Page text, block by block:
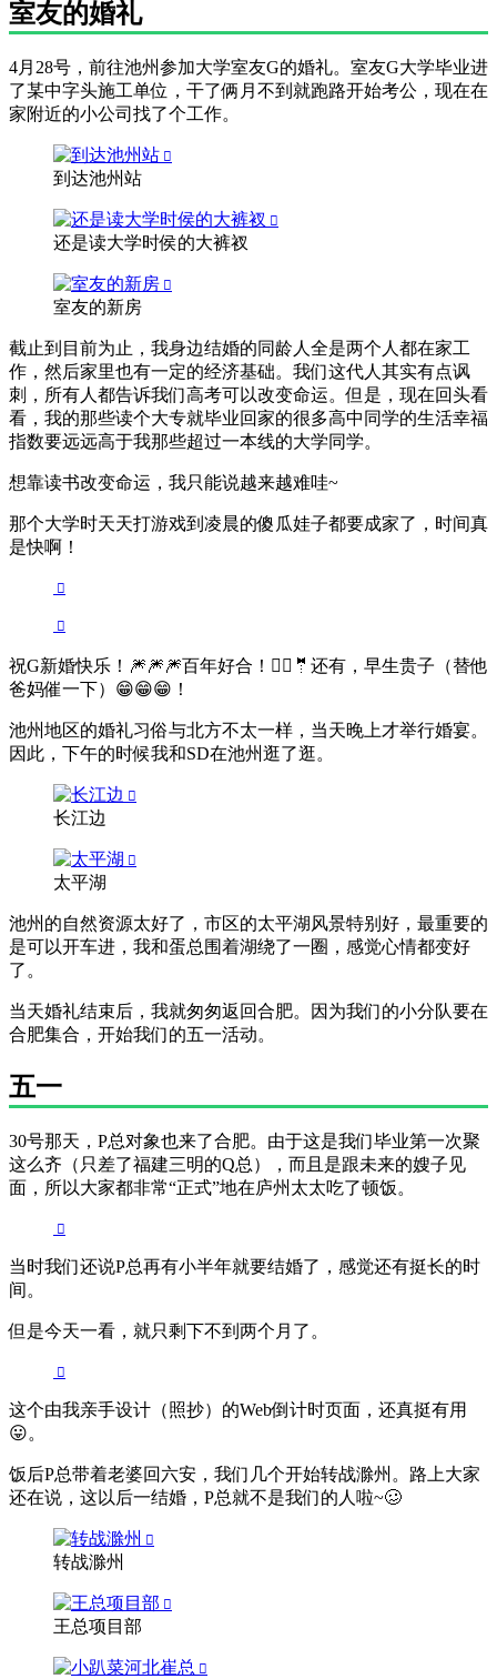
室友的婚礼
4月28号，前往池州参加大学室友G的婚礼。室友G大学毕业进
了某中字头施工单位，干了俩月不到就跑路开始考公，现在在
家附近的小公司找了个工作。
到达池州站
还是读大学时侯的大裤衩
室友的新房
截止到目前为止，我身边结婚的同龄人全是两个人都在家工
作，然后家里也有一定的经济基础。我们这代人其实有点讽
刺，所有人都告诉我们高考可以改变命运。但是，现在回头看
看，我的那些读个大专就毕业回家的很多高中同学的生活幸福
指数要远远高于我那些超过一本线的大学同学。
想靠读书改变命运，我只能说越来越难哇~
那个大学时天天打游戏到凌晨的傻瓜娃子都要成家了，时间真
是快啊！
祝G新婚快乐！🎆🎆🎆百年好合！👰‍♀🤵还有，早生贵子（替他
爸妈催一下）😁😁😁！
池州地区的婚礼习俗与北方不太一样，当天晚上才举行婚宴。
因此，下午的时候我和SD在池州逛了逛。
长江边
太平湖
池州的自然资源太好了，市区的太平湖风景特别好，最重要的
是可以开车进，我和蛋总围着湖绕了一圈，感觉心情都变好
了。
当天婚礼结束后，我就匆匆返回合肥。因为我们的小分队要在
合肥集合，开始我们的五一活动。
五一
30号那天，P总对象也来了合肥。由于这是我们毕业第一次聚
这么齐（只差了福建三明的Q总），而且是跟未来的嫂子见
面，所以大家都非常“正式”地在庐州太太吃了顿饭。
当时我们还说P总再有小半年就要结婚了，感觉还有挺长的时
间。
但是今天一看，就只剩下不到两个月了。
这个由我亲手设计（照抄）的Web倒计时页面，还真挺有用
😛。
饭后P总带着老婆回六安，我们几个开始转战滁州。路上大家
还在说，这以后一结婚，P总就不是我们的人啦~🥴
转战滁州
王总项目部